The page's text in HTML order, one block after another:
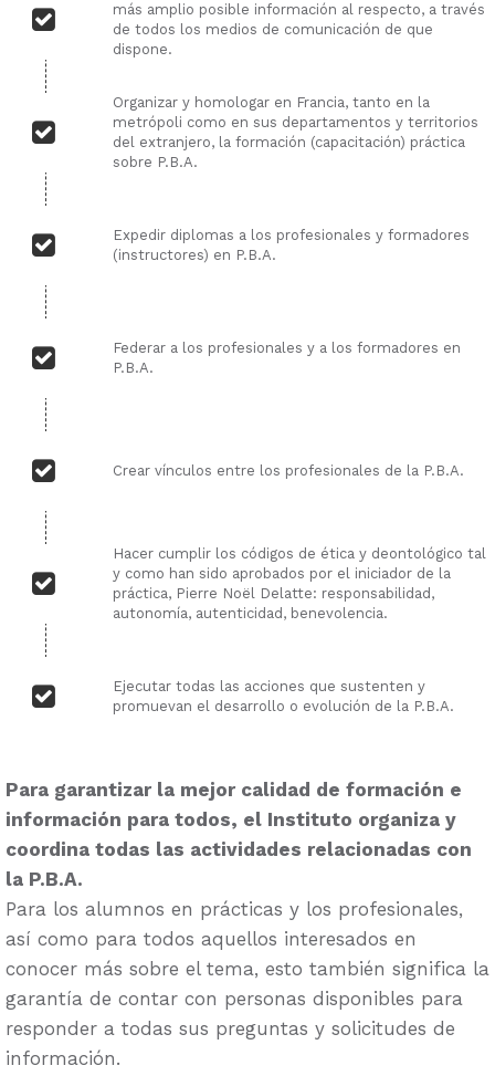
más amplio posible información al respecto, a través
de todos los medios de comunicación de que
dispone.
Organizar y homologar en Francia, tanto en la
metrópoli como en sus departamentos y territorios
del extranjero, la formación (capacitación) práctica
sobre P.B.A.
Expedir diplomas a los profesionales y formadores
(instructores) en P.B.A.
Federar a los profesionales y a los formadores en
P.B.A.
Crear vínculos entre los profesionales de la P.B.A.
Hacer cumplir los códigos de ética y deontológico tal
y como han sido aprobados por el iniciador de la
práctica, Pierre Noël Delatte: responsabilidad,
autonomía, autenticidad, benevolencia.
Ejecutar todas las acciones que sustenten y
promuevan el desarrollo o evolución de la P.B.A.
Para garantizar la mejor calidad de formación e
información para todos, el Instituto organiza y
coordina todas las actividades relacionadas con
la P.B.A.
Para los alumnos en prácticas y los profesionales,
así como para todos aquellos interesados en
conocer más sobre el tema, esto también significa la
garantía de contar con personas disponibles para
responder a todas sus preguntas y solicitudes de
información.